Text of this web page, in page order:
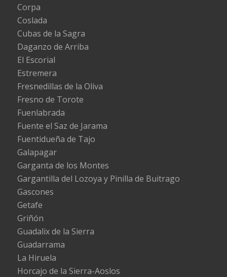
Corpa
Coslada
Cubas de la Sagra
Daganzo de Arriba
El Escorial
Estremera
Fresnedillas de la Oliva
Fresno de Torote
Fuenlabrada
Fuente el Saz de Jarama
Fuentidueña de Tajo
Galapagar
Garganta de los Montes
Gargantilla del Lozoya y Pinilla de Buitrago
Gascones
Getafe
Griñón
Guadalix de la Sierra
Guadarrama
La Hiruela
Horcajo de la Sierra-Aoslos